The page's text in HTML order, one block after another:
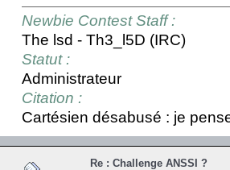
Newbie Contest Staff :
The lsd - Th3_l5D (IRC)
Statut :
Administrateur
Citation :
Cartésien désabusé : je
Re : Challenge ANSSI ?